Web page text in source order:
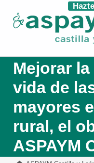
Mejorar
vida de
mayores
rural, el
ASPAYM